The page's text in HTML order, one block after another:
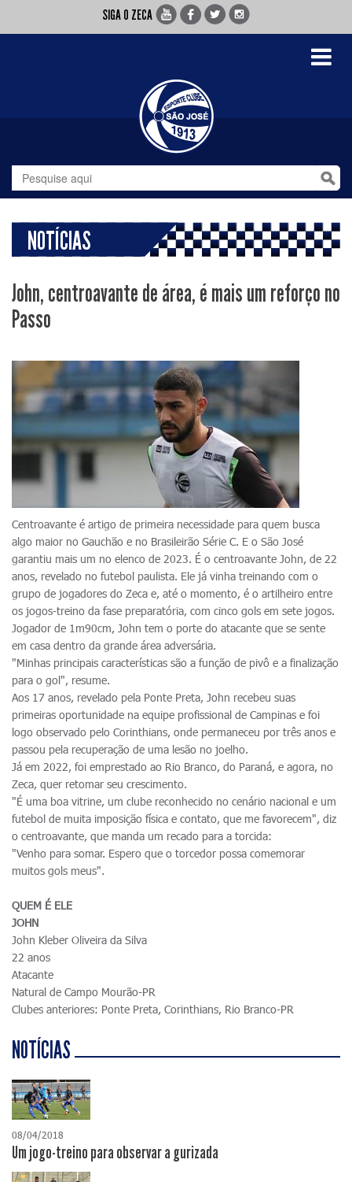
SIGA O ZECA
Toggle
NOTÍCIAS
John, centroavante de área, é mais um reforço no
Passo
Centroavante é artigo de primeira necessidade para quem busca
algo maior no Gauchão e no Brasileirão Série C. E o São José
garantiu mais um no elenco de 2023. É o centroavante John, de 22
anos, revelado no futebol paulista. Ele já vinha treinando com o
grupo de jogadores do Zeca e, até o momento, é o artilheiro entre
os jogos-treino da fase preparatória, com cinco gols em sete jogos.
Jogador de 1m90cm, John tem o porte do atacante que se sente
em casa dentro da grande área adversária.
"Minhas principais características são a função de pivô e a finalização
para o gol", resume.
Aos 17 anos, revelado pela Ponte Preta, John recebeu suas
primeiras oportunidade na equipe profissional de Campinas e foi
logo observado pelo Corinthians, onde permaneceu por três anos e
passou pela recuperação de uma lesão no joelho.
Já em 2022, foi emprestado ao Rio Branco, do Paraná, e agora, no
Zeca, quer retomar seu crescimento.
"É uma boa vitrine, um clube reconhecido no cenário nacional e um
futebol de muita imposição física e contato, que me favorecem", diz
o centroavante, que manda um recado para a torcida:
"Venho para somar. Espero que o torcedor possa comemorar
muitos gols meus".
QUEM É ELE
JOHN
John Kleber Oliveira da Silva
22 anos
Atacante
Natural de Campo Mourão-PR
Clubes anteriores: Ponte Preta, Corinthians, Rio Branco-PR
NOTÍCIAS
08/04/2018
Um jogo-treino para observar a gurizada